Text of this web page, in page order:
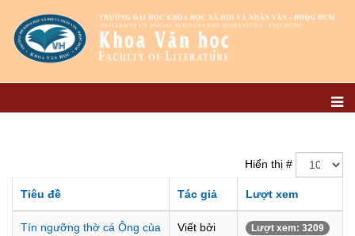
Hiển thị #
Tiêu đề Tác giả Lượt xem
Tín ngưỡng thờ cá Ông của
Viết bởi
Lượt xem: 3209